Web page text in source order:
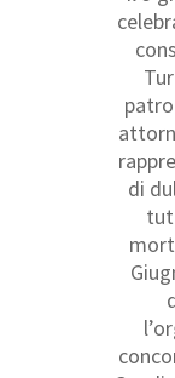
di